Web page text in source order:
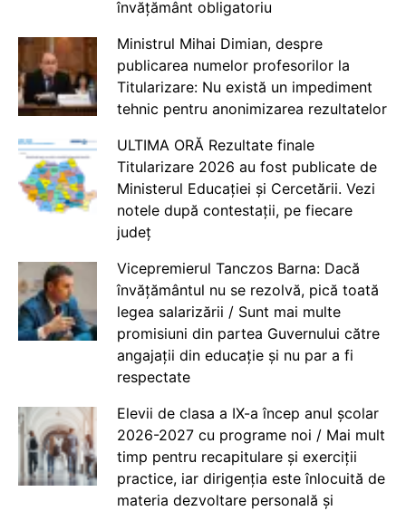
învățământ obligatoriu
Ministrul Mihai Dimian, despre
publicarea numelor profesorilor la
Titularizare: Nu există un impediment
tehnic pentru anonimizarea rezultatelor
ULTIMA ORĂ Rezultate finale
Titularizare 2026 au fost publicate de
Ministerul Educației și Cercetării. Vezi
notele după contestații, pe fiecare
județ
Vicepremierul Tanczos Barna: Dacă
învățământul nu se rezolvă, pică toată
legea salarizării / Sunt mai multe
promisiuni din partea Guvernului către
angajații din educație și nu par a fi
respectate
Elevii de clasa a IX-a încep anul școlar
2026-2027 cu programe noi / Mai mult
timp pentru recapitulare și exerciții
practice, iar dirigenția este înlocuită de
materia dezvoltare personală și